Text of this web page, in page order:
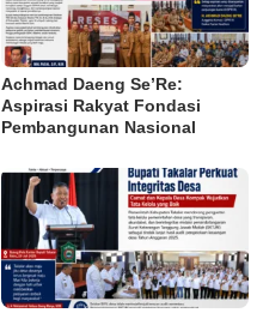
Achmad Daeng Se’Re:
Aspirasi Rakyat Fondasi
Pembangunan Nasional